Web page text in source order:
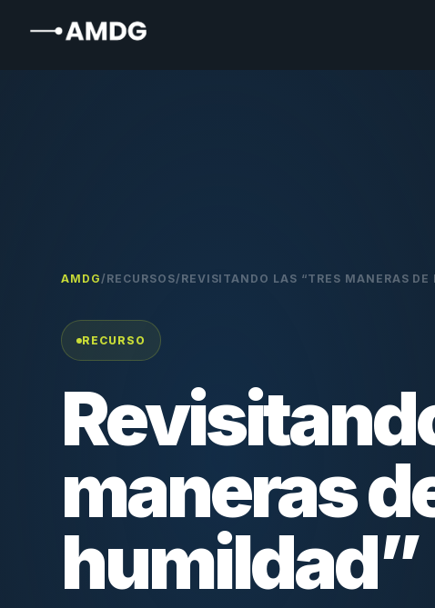
AMDG/RECURSOS/REVISITANDO LAS “TRES MANERAS DE
RECURSO
maneras
humildad”